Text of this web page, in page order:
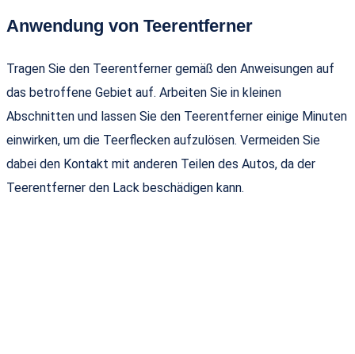
Anwendung von Teerentferner
Tragen Sie den Teerentferner gemäß den Anweisungen auf
das betroffene Gebiet auf. Arbeiten Sie in kleinen
Abschnitten und lassen Sie den Teerentferner einige Minuten
einwirken, um die Teerflecken aufzulösen. Vermeiden Sie
dabei den Kontakt mit anderen Teilen des Autos, da der
Teerentferner den Lack beschädigen kann.